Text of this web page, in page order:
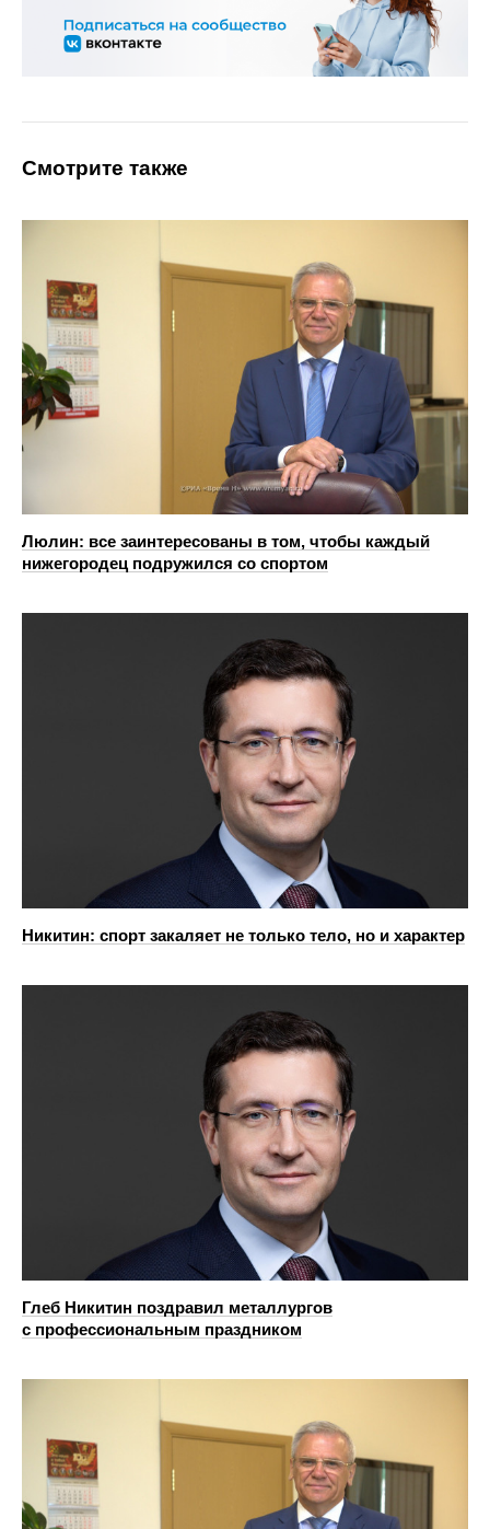
Смотрите также
Люлин: все заинтересованы в том, чтобы каждый
нижегородец подружился со спортом
Никитин: спорт закаляет не только тело, но и характер
Глеб Никитин поздравил металлургов
с профессиональным праздником